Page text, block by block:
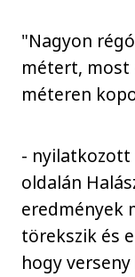
"Nagyon
métert, most
méteren
- nyilatkozott
oldalán
eredmények
törekszik és
hogy